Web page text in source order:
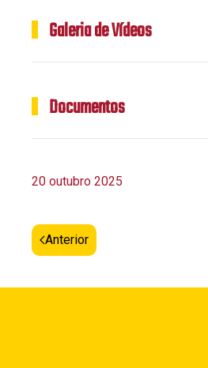
Galeria de Vídeos
Documentos
20 outubro 2025
Anterior